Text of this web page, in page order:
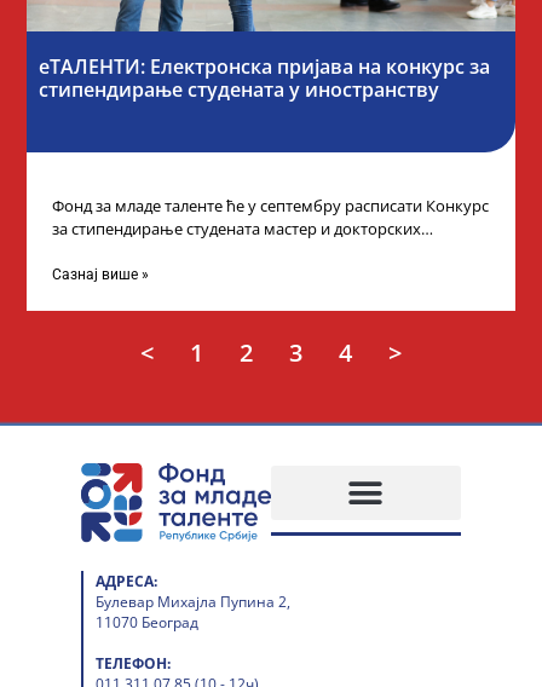
еТАЛЕНТИ: Електронска пријава на конкурс за
стипендирање студената у иностранству
Фонд за младе таленте ће у септембру расписати Конкурс
за стипендирање студената мастер и докторских
Сазнај више »
< 1 2 3 4 >
АДРЕСА:
Булевар Михајла Пупина 2,
11070 Београд
ТЕЛЕФОН: